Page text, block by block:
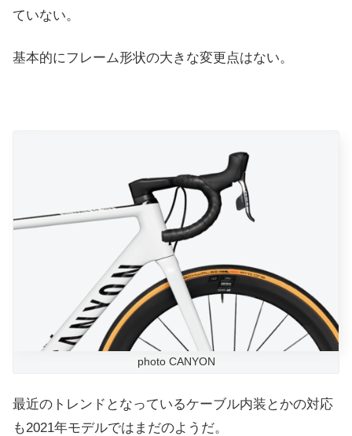
ていない。
基本的にフレーム形状の大きな変更点はない。
photo CANYON
最近のトレンドとなっているケーブル内装とかの対応
も2021年モデルではまだのようだ。